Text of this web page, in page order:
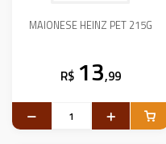
MAIONESE HEINZ PET 215G
R$ 13,99